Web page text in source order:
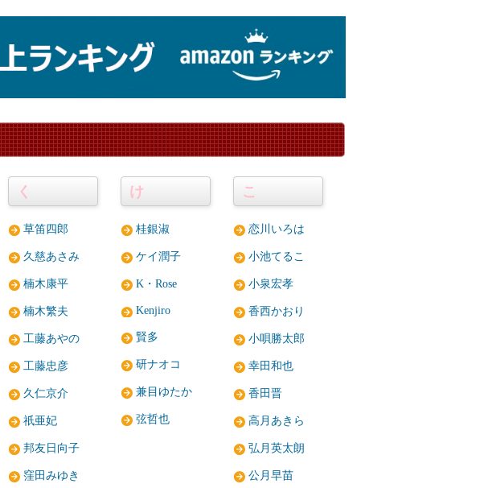
く
草笛四郎
久慈あさみ
楠木康平
楠木繁夫
工藤あやの
工藤忠彦
久仁京介
祇亜妃
邦友日向子
窪田みゆき
け
桂銀淑
ケイ潤子
K・Rose
Kenjiro
賢多
研ナオコ
兼目ゆたか
弦哲也
こ
恋川いろは
小池てるこ
小泉宏孝
香西かおり
小唄勝太郎
幸田和也
香田晋
高月あきら
弘月英太朗
公月早苗